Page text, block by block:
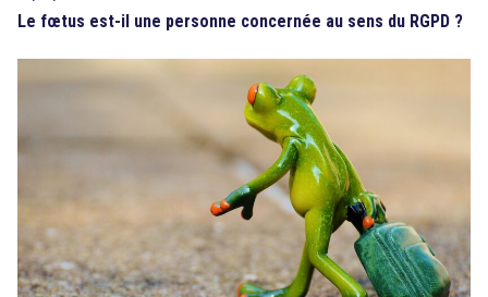
Le fœtus est-il une personne concernée au sens du RGPD ?